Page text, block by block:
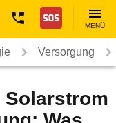
Nothilfe
MENÜ
Versorgung